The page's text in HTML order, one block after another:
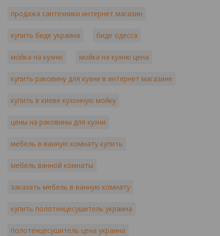
продажа сантехники интернет магазин
купить биде украина биде одесса
мойка на кухню мойка на кухню цена
купить раковину для кухни в интернет магазине
купить в киеве кухонную мойку
цены на раковины для кухни
мебель в ванную комнату купить
мебель ванной комнаты
заказать мебель в ванную комнату
купить полотенцесушитель украина
полотенцесушитель цена украина